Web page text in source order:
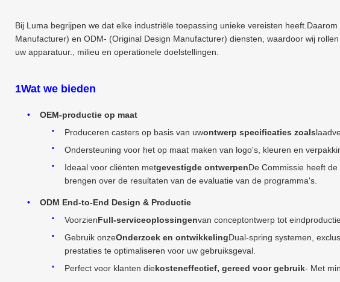
Bij Luma begrijpen we dat elke industriële toepassing unieke vereisten
Manufacturer) en ODM- (Original Design Manufacturer) diensten, waardoor wij
uw apparatuur., milieu en operationele doelstellingen.
1Wat we bieden
OEM-productie op maat
Produceren casters op basis van uwontwerp specificaties zoals
Ondersteuning voor het op maat maken van logo's, kleuren en
Ideaal voor cliënten metgevestigde ontwerpenDe Commissie heeft
brengen over de resultaten van de evaluatie van de programma's.
ODM End-to-End Design & Productie
VoorzienFull-serviceoplossingenvan conceptontwerp tot
Gebruik onzeOnderzoek en ontwikkelingDual-spring systemen,
prestaties te optimaliseren voor uw gebruiksgeval.
Perfect voor klanten diekosteneffectief, gereed voor gebruik- Met